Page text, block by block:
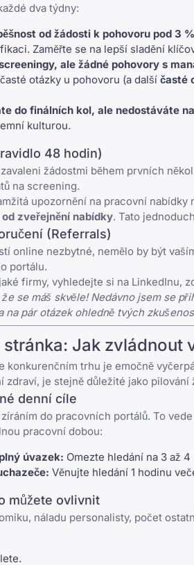
dva týdny:
od žádosti k pohovoru pod 3
Zaměřte se na lepší sladění
ale žádné pohovory s
časté otázky u pohovoru (a další časté
do finálních kol, ale nedostáváte
kulturou.
48 hodin)
žádostmi během prvních
na screening.
upozornění na pracovní
zveřejnění nabídky. Tato
(Referrals)
online nezbytné, nemělo by být
portálu.
firmy, vyhledejte si na LinkedInu,
se máš skvěle! Nedávno jsem se
na pár otázek ohledně tvých
Jak zvládnout
konkurenčním trhu je emočně
zdraví, je stejně důležité jako pilování
denní cíle
do pracovních portálů. To
pracovní dobou:
úvazek: Omezte hledání na 3 až
Věnujte hledání 1 hodinu
můžete ovlivnit
náladu personalisty, počet